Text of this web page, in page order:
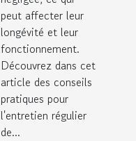
peut affecter leur
longévité et leur
fonctionnement.
Découvrez dans cet
article des conseils
pratiques pour
l'entretien régulier
de...